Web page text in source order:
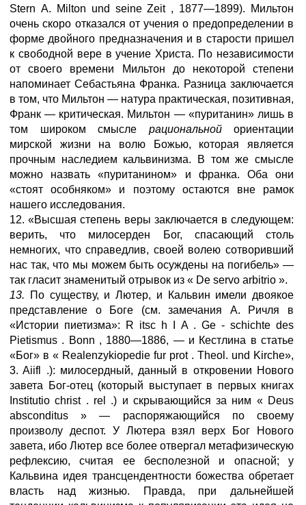
Stern А. Milton und seine Zeit , 1877—1899). Мильтон
очень скоро отказался от учения о предопределении в
форме двойного предназначения и в старости пришел
к свободной вере в учение Христа. По независимости
от своего времени Мильтон до некоторой степени
напоминает Себастьяна Франка. Разница заключается
в том, что Мильтон — натура практическая, позитивная,
Франк — критическая. Мильтон — «пуританин» лишь в
том широком смысле рациональной ориентации
мирской жизни на волю Божью, которая является
прочным наследием кальвинизма. В том же смысле
можно назвать «пуританином» и франка. Оба они
«стоят особняком» и поэтому остаются вне рамок
нашего исследования.
12. «Высшая степень веры заключается в следующем:
верить, что милосерден Бог, спасающий столь
немногих, что справедлив, своей волею сотворивший
нас так, что мы можем быть осуждены на погибель» —
так гласит знаменитый отрывок из « De servo arbitrio ».
13.
По существу, и Лютер, и Кальвин имели двоякое
представление о Боге (см. замечания А. Ричля в
«Истории пиетизма»: R itsc h I A . Ge - schichte des
Pietismus . Bonn , 1880—1886, — и Кестлина в статье
«Бог» в « Realenzykiopedie fur prot . Theol. und Kirche»,
3. Aiifl .): милосердный, данный в откровении Нового
завета Бог-отец (который выступает в первых книгах
Institutio christ . rel .) и скрывающийся за ним « Deus
absconditus » — распоряжающийся по своему
произволу деспот. У Лютера взял верх Бог Нового
завета, ибо Лютер все более отвергал метафизическую
рефлексию, считая ее бесполезной и опасной; у
Кальвина идея трансцендентности божества обретает
власть над жизнью. Правда, при дальнейшей